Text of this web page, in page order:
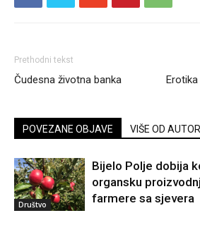
Prethodni tekst
Čudesna životna banka
POVEZANE OBJAVE VIŠE OD
Društvo
Bijelo Polje dobija
organsku
farmere sa sjevera